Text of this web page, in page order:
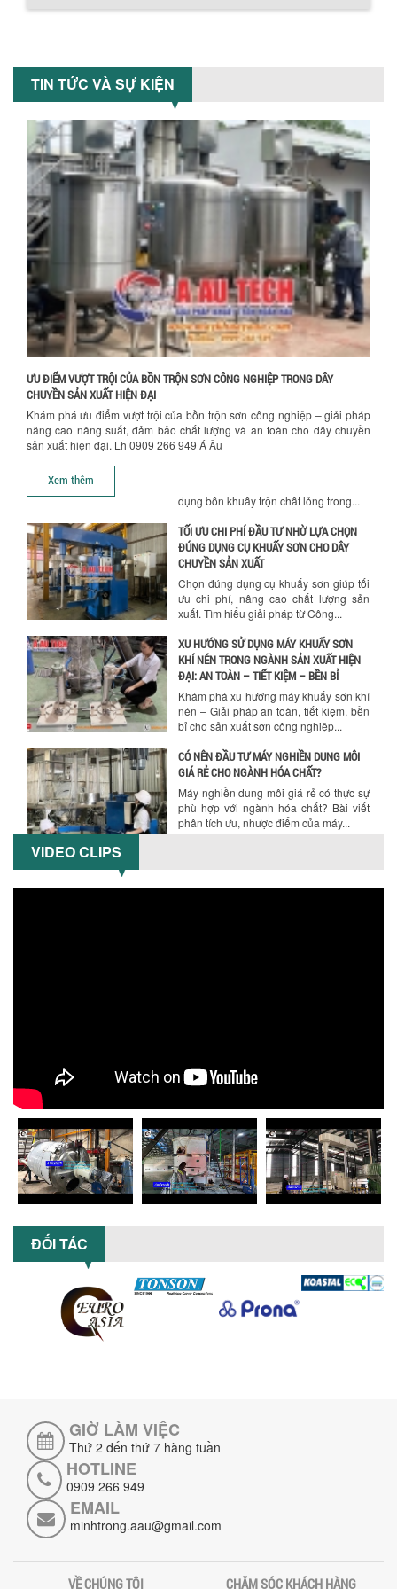
Chính sách giao hàng
Hướng dẫn thanh toán mua hàng
TIN TỨC VÀ SỰ KIỆN
ƯU ĐIỂM VƯỢT TRỘI CỦA BỒN TRỘN SƠN CÔNG NGHIỆP TRONG DÂY
CHUYỀN SẢN XUẤT HIỆN ĐẠI
Khám phá ưu điểm vượt trội của bồn trộn sơn công nghiệp – giải pháp
nâng cao năng suất, đảm bảo chất lượng và an toàn cho dây chuyền
sản xuất hiện đại. Lh 0909 266 949 Á Âu
Xem thêm
SƠN CÔNG NGHIỆP HIỆN ĐẠI
nghiệp giúp doanh nghiệp tiết kiệm
hành. Giải...
NHỮNG TIÊU CHÍ QUAN TRỌNG KHI LỰA
CHỌN MÁY KHUẤY TRỘN HÓA CHẤT CHO
NHÀ MÁY
Khám phá những tiêu chí quan trọng
giúp doanh nghiệp lựa chọn máy khuấy
trộn hóa chất phù hợp. Từ máy khuấy
hóa...
NHỮNG YẾU TỐ QUYẾT ĐỊNH KHI CHỌN
BỒN KHUẤY SƠN: VẬT LIỆU, DUNG TÍCH VÀ
CÔNG SUẤT KHUẤY
Khám phá các yếu tố quan trọng khi
chọn bồn khuấy sơn: Vật liệu, dung tích
và công suất khuấy. Giải pháp tối...
NGÀNH HÓA CHẤT: NHỮNG YẾU TỐ QUYẾT
ĐỊNH CHẤT LƯỢNG SẢN PHẨM CUỐI
CÙNG
dụng bồn khuấy trộn chất lỏng trong...
TỐI ƯU CHI PHÍ ĐẦU TƯ NHỜ LỰA CHỌN
ĐÚNG DỤNG CỤ KHUẤY SƠN CHO DÂY
CHUYỀN SẢN XUẤT
Chọn đúng dụng cụ khuấy sơn giúp tối
ưu chi phí, nâng cao chất lượng sản
xuất. Tìm hiểu giải pháp từ Công...
XU HƯỚNG SỬ DỤNG MÁY KHUẤY SƠN
KHÍ NÉN TRONG NGÀNH SẢN XUẤT HIỆN
ĐẠI: AN TOÀN – TIẾT KIỆM – BỀN BỈ
Khám phá xu hướng máy khuấy sơn khí
nén – Giải pháp an toàn, tiết kiệm, bền
bỉ cho sản xuất sơn công nghiệp...
CÓ NÊN ĐẦU TƯ MÁY NGHIỀN DUNG MÔI
GIÁ RẺ CHO NGÀNH HÓA CHẤT?
Máy nghiền dung môi giá rẻ có thực sự
phù hợp với ngành hóa chất? Bài viết
phân tích ưu, nhược điểm của máy...
NHỮNG LỖI THƯỜNG GẶP KHI VẬN HÀNH
MÁY KHUẤY SƠN NÂNG KHÍ VÀ CÁCH
KHẮC PHỤC
Tổng hợp lỗi thường gặp khi vận hành
máy khuấy sơn nâng khí 200 lít và cách
khắc phục hiệu quả giúp doanh
nghiệp...
nghệ máy nghiền ngang cánh nghiền
ceramic giúp nâng cao độ mịn, hiệu
suất trộn, tiết kiệm chi phí, đảm bảo...
NHỮNG LƯU Ý KHI LẮP ĐẶT VÀ VẬN
đặt và vận hành máy khuấy hóa chất
VIDEO CLIPS
ĐỐI TÁC
GIỜ LÀM VIỆC
Thứ 2 đến thứ 7 hàng tuần
HOTLINE
0909 266 949
EMAIL
minhtrong.aau@gmail.com
VỀ CHÚNG TÔI CHĂM SÓC KHÁCH HÀNG